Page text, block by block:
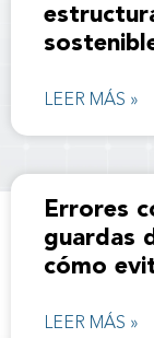
LEER MÁS »
Errores
guardas
cómo
LEER MÁS »